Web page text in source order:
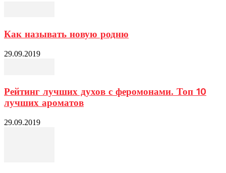
Как называть новую родню
29.09.2019
Рейтинг лучших духов с феромонами. Топ 10
лучших ароматов
29.09.2019